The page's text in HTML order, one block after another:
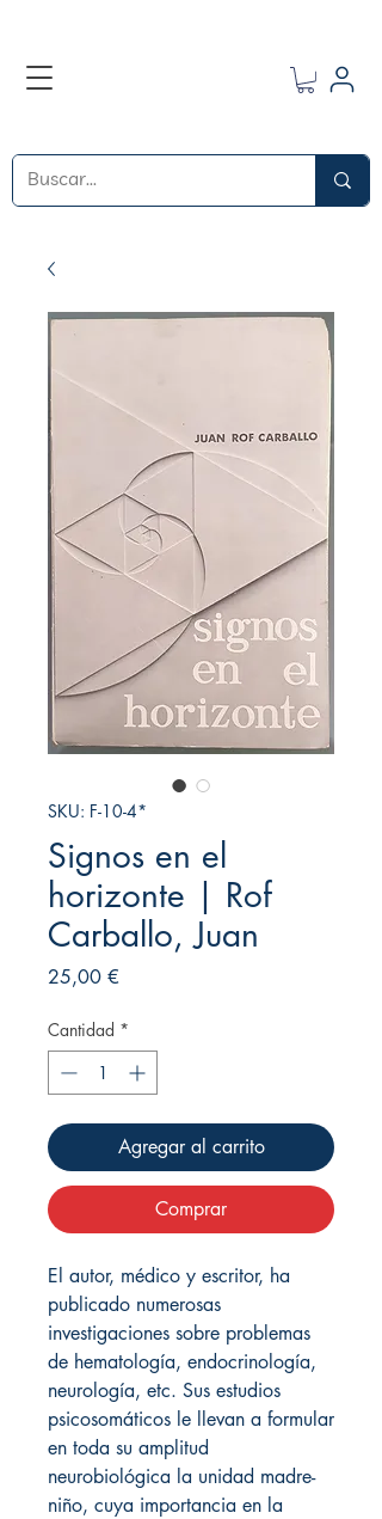
SKU: F-10-4*
Signos en el
horizonte | Rof
Carballo, Juan
25,00 €
Cantidad *
Agregar al carrito
Comprar
El autor, médico y escritor, ha
publicado numerosas
investigaciones sobre problemas
de hematología, endocrinología,
neurología, etc. Sus estudios
psicosomáticos le llevan a formular
en toda su amplitud
neurobiológica la unidad madre-
niño, cuya importancia en la